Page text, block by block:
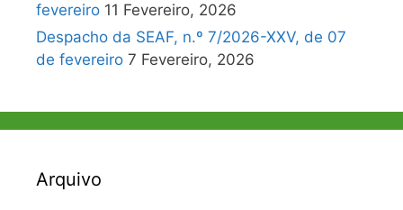
fevereiro 11 Fevereiro, 2026
Despacho da SEAF, n.º 7/2026-XXV, de 07
de fevereiro 7 Fevereiro, 2026
Arquivo